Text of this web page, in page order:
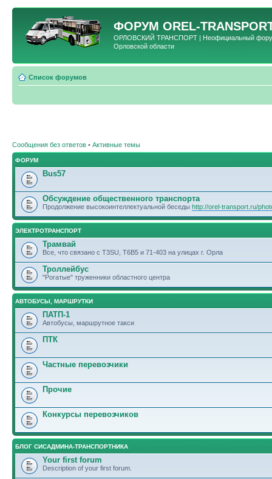
ФОРУМ OREL-
ОРЛОВСКИЙ ТРАНСПОРТ | Неофициальный форум
Орловской области
Список форумов
Сообщения без ответов • Активные темы
ФОРУМ
Bus57
Обсуждение общественного транспорта
Продолжение высокоинтеллектуальной беседы http://orel-transport.ru/
ЭЛЕКТРОТРАНСПОРТ
Трамвай
Все, что связано с T3SU, T6B5 и 71-403 на улицах г. Орла
Троллейбус
"Рогатые" труженники областного центра
АВТОБУСЫ, МАРШРУТКИ
ПАТП-1
Автобусы, маршрутное такси
ПТК
Частные перевозчики
Прочие
Конкурсы перевозчиков
БЛОГ СИСАДМИНА-ТРАНСПОРТНИКА
Your first forum
Description of your first forum.